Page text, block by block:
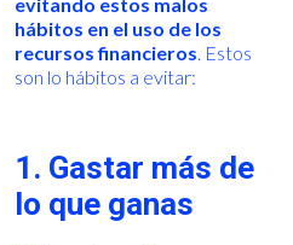
evitando estos malos
hábitos en el uso de los
recursos financieros. Estos
son lo hábitos a evitar:
1. Gastar más de
lo que ganas